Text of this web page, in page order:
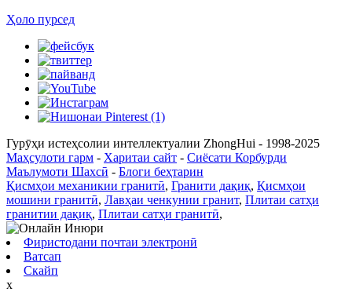
Ҳоло пурсед
Гурӯҳи истеҳсолии интеллектуалии ZhongHui - 1998-2025
Маҳсулоти гарм - Харитаи сайт - Сиёсати Корбурди
Маълумоти Шахсӣ - Блоги беҳтарин
Қисмҳои механикии гранитӣ, Гранити дақиқ, Қисмҳои
мошини гранитӣ, Лавҳаи ченкунии гранит, Плитаи сатҳи
гранитии дақиқ, Плитаи сатҳи гранитӣ,
Фиристодани почтаи электронӣ
Ватсап
Скайп
x